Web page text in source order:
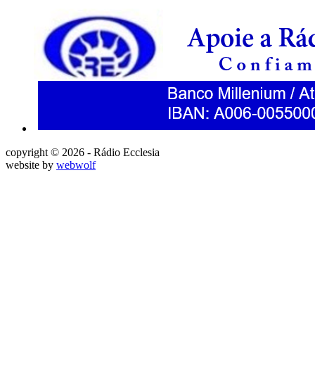
copyright © 2026 - Rádio Ecclesia
website by webwolf